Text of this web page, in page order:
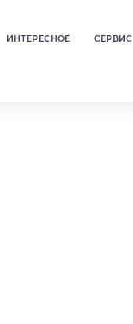
ИНТЕРЕСНОЕ СЕРВИС